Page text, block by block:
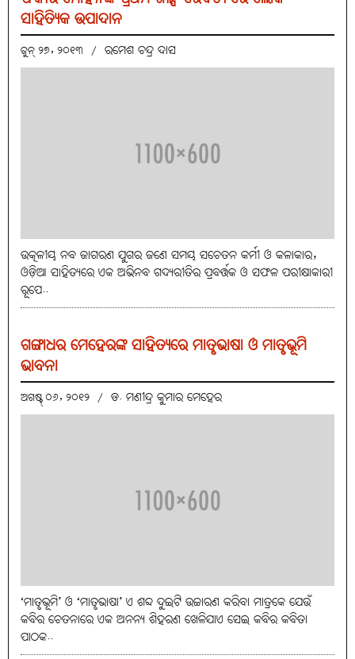
ସାହିତ୍ୟିକ ଉପାଦାନ
ଜୁନ୍ ୨୭, ୨୦୧୩ / ରମେଶ ଚନ୍ଦ୍ର ଦାସ
ଉତ୍କଳୀୟ ନବ ଜାଗରଣ ଯୁଗର ଜଣେ ସମୟ ସଚେତନ କର୍ମୀ ଓ କଳାକାର,
ଓଡ଼ିଆ ସାହିତ୍ୟରେ ଏକ ଅଭିନବ ଗଦ୍ୟରୀତିର ପ୍ରବର୍ତ୍ତକ ଓ ସଫଳ ପରୀକ୍ଷାକାରୀ
ରୂପେ..
ଗଙ୍ଗାଧର ମେହେରଙ୍କ ସାହିତ୍ୟରେ ମାତୃଭାଷା ଓ ମାତୃଭୂମି
ଭାବନା
ଅଗଷ୍ଟ୍ ୦୬, ୨୦୧୨ / ଡ. ମଣୀନ୍ଦ୍ର କୁମାର ମେହେର
‘ମାତୃଭୂମି’ ଓ ‘ମାତୃଭାଷା’ ଏ ଶବ୍ଦ ଦୁଇଟି ଉଚ୍ଚାରଣ କରିବା ମାତ୍ରକେ ଯେଉଁ
କବିର ଚେତନାରେ ଏକ ଅନନ୍ୟ ଶିହରଣ ଖେଳିଯାଏ ସେଇ କବିର କବିତା
ପାଠକ..